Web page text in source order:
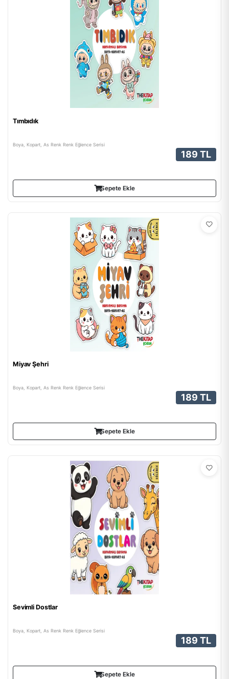
Tımbıdık
Boya, Kopart, As Renk Renk Eğlence Serisi
189 TL
Sepete Ekle
Miyav Şehri
Boya, Kopart, As Renk Renk Eğlence Serisi
189 TL
Sepete Ekle
Sevimli Dostlar
Boya, Kopart, As Renk Renk Eğlence Serisi
189 TL
Sepete Ekle